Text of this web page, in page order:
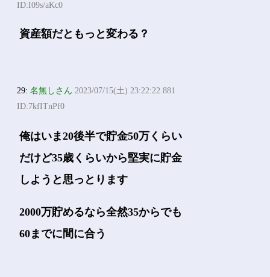
ID:I09s/aKc0
資産額だともっと変わる？
29:名無しさん 2023/07/15(土) 23:22:22.881
ID:7kfITnPf0
俺はいま20後半で貯金50万くらい
だけど35歳くらいから堅実に貯金
しようと思っとります
2000万貯めるなら全然35からでも
60までに間に合う